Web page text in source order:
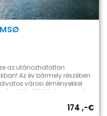
az utánozhatatlan
Az év bármely részében
városi élményekkel
közül több is szerepel
lesz arra is hogy
174 ,-€